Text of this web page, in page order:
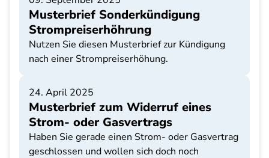
Musterbrief Sonderkündigung
Strompreiserhöhrung
Nutzen Sie diesen Musterbrief zur Kündigung
nach einer Strompreiserhöhung.
24. April 2025
Musterbrief zum Widerruf eines
Strom- oder Gasvertrags
Haben Sie gerade einen Strom- oder Gasvertrag
geschlossen und wollen sich doch noch